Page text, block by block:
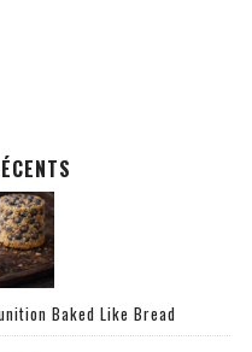
Baked Like Bread